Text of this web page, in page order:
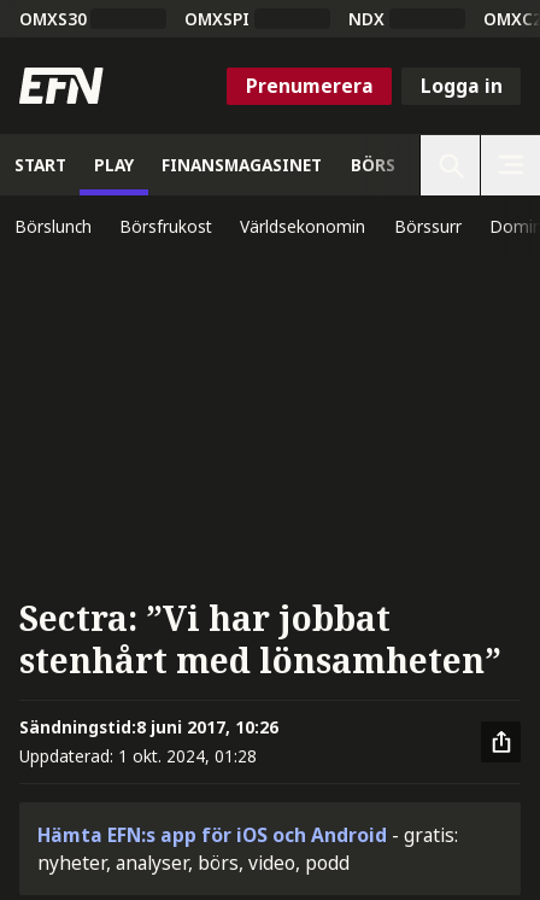
OMXS30 OMXSPI NDX
Prenumerera Logga in
START PLAY FINANSMAGASINET BÖRS
Börslunch Börsfrukost Världsekonomin Börssurr
Sectra: ”Vi har jobbat
stenhårt med lönsamheten”
Sändningstid:8 juni 2017, 10:26
Uppdaterad: 1 okt. 2024, 01:28
Hämta EFN:s app för iOS och Android - gratis:
nyheter, analyser, börs, video, podd